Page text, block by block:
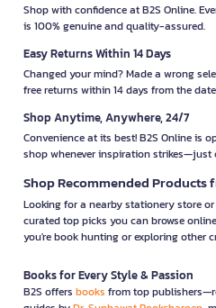
Shop with confidence at B2S Online.
is 100% genuine and quality-assured.
Easy Returns Within 14 Days
Changed your mind? Made a wrong
free returns within 14 days from the
Shop Anytime, Anywhere, 24/7
Convenience at its best! B2S Online is
shop whenever inspiration strikes—just
Shop Recommended Products
Looking for a nearby stationery store
curated top picks you can browse
you're book hunting or exploring other
Books for Every Style & Passion
B2S offers books from top